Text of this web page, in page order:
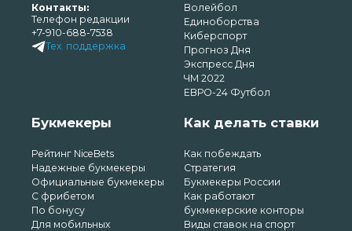
Контакты:
Телефон редакции
+7-910-688-7538
Тех. поддержка
Волейбол
Единоборства
Киберспорт
Прогноз Дня
Экспресс Дня
ЧМ 2022
ЕВРО-24 Футбол
Букмекеры
Рейтинг NiceBets
Надежные букмекеры
Официальные букмекеры
С фрибетом
По бонусу
Для мобильных
Как делать ставки
Как побеждать
Стратегия
Букмекеры России
Как работают
букмекерские конторы
Виды ставок на спорт